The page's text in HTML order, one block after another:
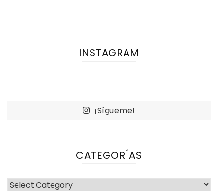
INSTAGRAM
¡Sígueme!
CATEGORÍAS
Categorías